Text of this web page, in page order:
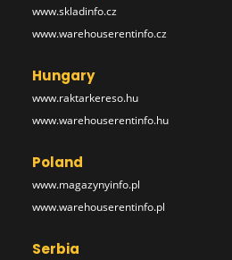
www.skladinfo.cz
www.warehouserentinfo.cz
Hungary
www.raktarkereso.hu
www.warehouserentinfo.hu
Poland
www.magazynyinfo.pl
www.warehouserentinfo.pl
Serbia